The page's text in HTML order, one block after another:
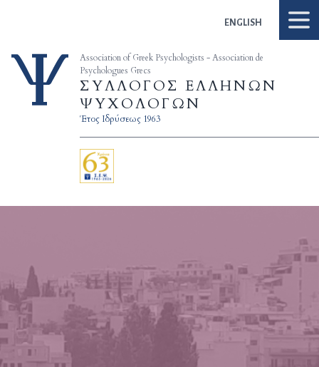
ENGLISH
Association of Greek Psychologists - Association de
Psychologues Grecs
ΣΥΛΛΟΓΟΣ ΕΛΛΗΝΩΝ
ΨΥΧΟΛΟΓΩΝ
Έτος Ιδρύσεως 1963